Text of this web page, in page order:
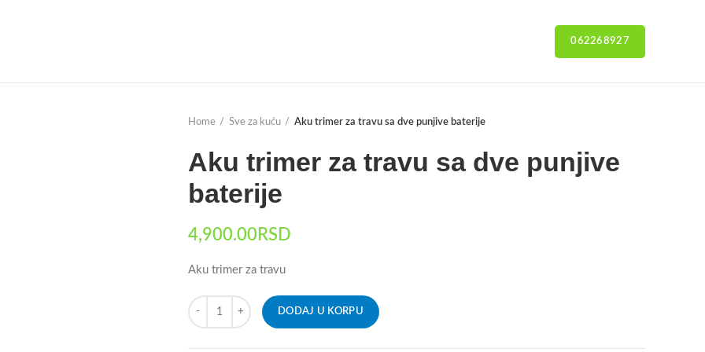
062268927
Home Sve za kuću Aku trimer za travu sa dve punjive baterije
Aku trimer za travu sa dve punjive
baterije
4,900.00RSD
Aku trimer za travu
DODAJ U KORPU